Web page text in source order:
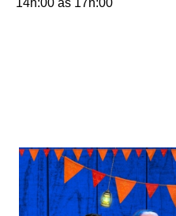
14h:00 às 17h:00